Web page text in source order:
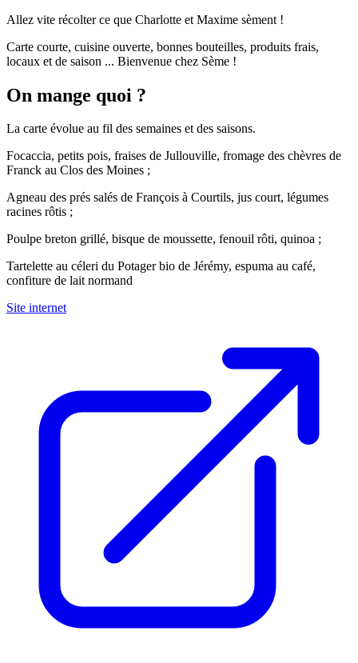
Allez vite récolter ce que Charlotte et Maxime sèment !
Carte courte, cuisine ouverte, bonnes bouteilles, produits frais,
locaux et de saison ... Bienvenue chez Sème !
On mange quoi ?
La carte évolue au fil des semaines et des saisons.
Focaccia, petits pois, fraises de Jullouville, fromage des chèvres de
Franck au Clos des Moines ;
Agneau des prés salés de François à Courtils, jus court, légumes
racines rôtis ;
Poulpe breton grillé, bisque de moussette, fenouil rôti, quinoa ;
Tartelette au céleri du Potager bio de Jérémy, espuma au café,
confiture de lait normand
Site internet